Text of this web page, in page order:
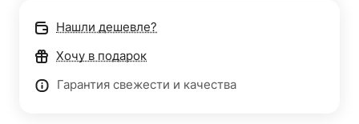
Нашли дешевле?
Хочу в подарок
Гарантия свежести и качества